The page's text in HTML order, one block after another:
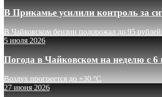
В Прикамье усилили контроль за
В Чайковском бензин подорожал до 95 рублей
5 июля 2026
Погода в Чайковском на неделю с
Воздух прогреется до +30 °C
27 июня 2026